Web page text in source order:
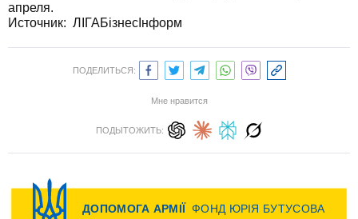
апреля.
Источник: ЛІГАБізнесІнформ
ПОДЕЛИТЬСЯ:
Мне нравится
ПОДЫТОЖИТЬ: